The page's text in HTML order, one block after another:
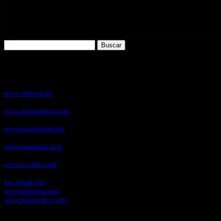
www.elmotor.net
www.infoaventura.com
www.motosonline.net
www.casaactual.com
www.cucaboo.com
ww.soloski.net
www.solosnow.com
www.solonordico.com